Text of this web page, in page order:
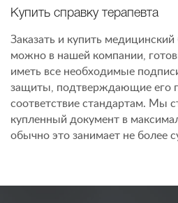
Купить справку терапевта
Заказать и купить медицинский
можно в нашей компании,
иметь все необходимые
защиты, подтверждающие его
соответствие стандартам. Мы
купленный документ в
обычно это занимает не более